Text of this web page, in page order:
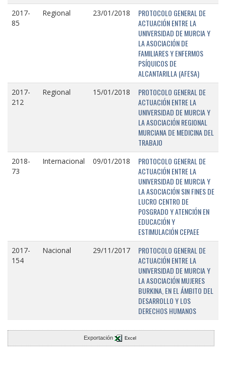
2017-
85
Regional 23/01/2018
PROTOCOLO GENERAL DE
ACTUACIÓN ENTRE LA
UNIVERSIDAD DE MURCIA Y
LA ASOCIACIÓN DE
FAMILIARES Y ENFERMOS
PSÍQUICOS DE
ALCANTARILLA (AFESA)
2017-
212
Regional 15/01/2018
PROTOCOLO GENERAL DE
ACTUACIÓN ENTRE LA
UNIVERSIDAD DE MURCIA Y
LA ASOCIACIÓN REGIONAL
MURCIANA DE MEDICINA DEL
TRABAJO
2018-
73
Internacional 09/01/2018
PROTOCOLO GENERAL DE
ACTUACIÓN ENTRE LA
UNIVERSIDAD DE MURCIA Y
LA ASOCIACIÓN SIN FINES DE
LUCRO CENTRO DE
POSGRADO Y ATENCIÓN EN
EDUCACIÓN Y
ESTIMULACIÓN CEPAEE
2017-
154
Nacional 29/11/2017
PROTOCOLO GENERAL DE
ACTUACIÓN ENTRE LA
UNIVERSIDAD DE MURCIA Y
LA ASOCIACIÓN MUJERES
BURKINA, EN EL ÁMBITO DEL
DESARROLLO Y LOS
DERECHOS HUMANOS
Exportación Excel